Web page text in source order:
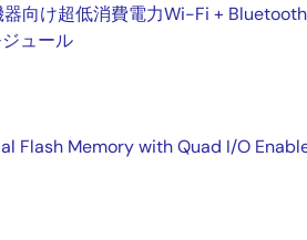
向け超低消費電力Wi-Fi + Bluetooth
ュール
Flash Memory with Quad I/O